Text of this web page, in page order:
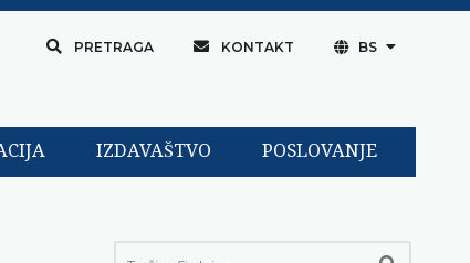
PRETRAGA KONTAKT BS
IZDAVAŠTVO POSLOVANJE